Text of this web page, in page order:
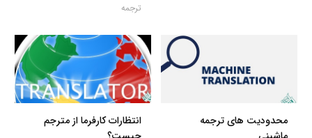
ترجمه
محدودیت های ترجمه
انتظارات کارفرما از مترجم